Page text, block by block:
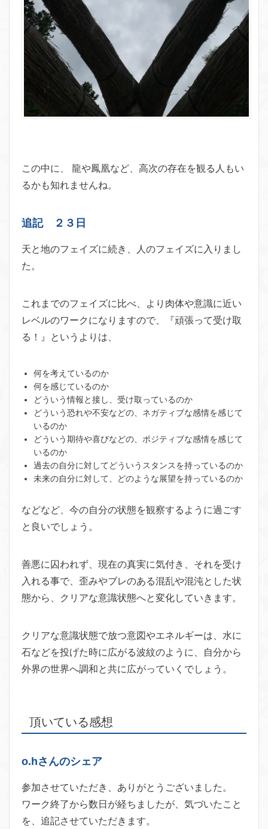
この中に、 龍や鳳凰など、高次の存在を観る人もい
るかも知れませんね。
追記 ２３日
天と地のフェイズに続き、人のフェイズに入りまし
た。
これまでのフェイズに比べ、より肉体や意識に近い
レベルのワークになりますので、『頑張って受け取
る！』というよりは、
何を考えているのか
何を感じているのか
どういう情報と接し、受け取っているのか
どういう恐れや不安などの、ネガティブな感情を感じて
いるのか
どういう期待や喜びなどの、ポジティブな感情を感じて
いるのか
過去の自分に対してどういうスタンスを持っているのか
未来の自分に対して、どのような展望を持っているのか
などなど、今の自分の状態を観察するように過ごす
と良いでしょう。
善悪に囚われず、現在の真実に気付き、それを受け
入れる事で、歪みやブレのある混乱や混沌とした状
態から、クリアな意識状態へと変化していきます。
クリアな意識状態で放つ意図やエネルギーは、水に
石などを投げた時に広がる波紋のように、自分から
外界の世界へ調和と共に広がっていくでしょう。
頂いている感想
o.hさんのシェア
参加させていただき、ありがとうございました。
ワーク終了から数日が経ちましたが、気づいたこと
を、追記させていただきます。